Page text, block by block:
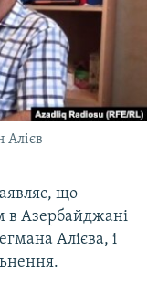
Алієв
що
в Азербайджані
Алієва, і